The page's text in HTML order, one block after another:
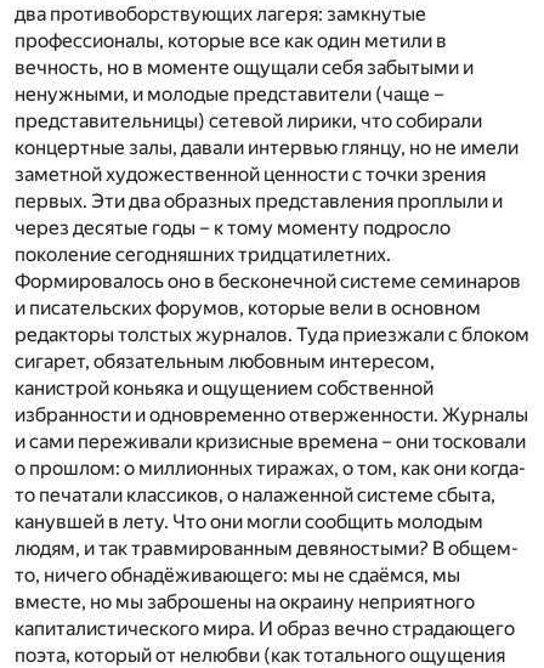
два противоборствующих лагеря: замкнутые
профессионалы, которые все как один метили в
вечность, но в моменте ощущали себя забытыми и
ненужными, и молодые представители (чаще –
представительницы) сетевой лирики, что собирали
концертные залы, давали интервью глянцу, но не имели
заметной художественной ценности с точки зрения
первых. Эти два образных представления проплыли и
через десятые годы – к тому моменту подросло
поколение сегодняшних тридцатилетних.
Формировалось оно в бесконечной системе семинаров
и писательских форумов, которые вели в основном
редакторы толстых журналов. Туда приезжали с блоком
сигарет, обязательным любовным интересом,
канистрой коньяка и ощущением собственной
избранности и одновременно отверженности. Журналы
и сами переживали кризисные времена – они тосковали
о прошлом: о миллионных тиражах, о том, как они когда-
то печатали классиков, о налаженной системе сбыта,
канувшей в лету. Что они могли сообщить молодым
людям, и так травмированным девяностыми? В общем-
то, ничего обнадёживающего: мы не сдаёмся, мы
вместе, но мы заброшены на окраину неприятного
капиталистического мира. И образ вечно страдающего
поэта, который от нелюбви (как тотального ощущения